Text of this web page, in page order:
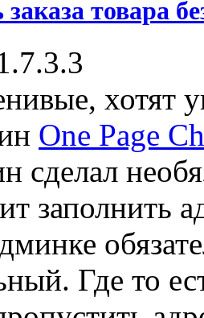
товара
хотят
One Page
сделал
заполнить
Где то